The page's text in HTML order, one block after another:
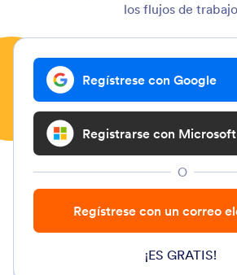
los flujos de
Regístrese con Google
Registrarse con Microsoft
O
Regístrese con un correo
¡ES GRATIS!